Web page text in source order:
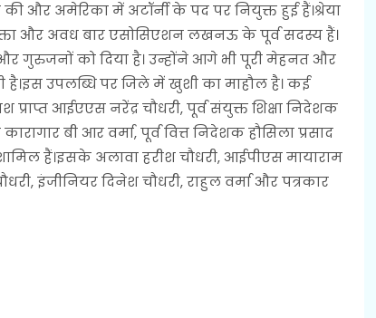
और अमेरिका में अटॉर्नी के पद पर नियुक्त हुई हैं।श्रेया
और अवध बार एसोसिएशन लखनऊ के पूर्व सदस्य हैं।
गुरुजनों को दिया है। उन्होंने आगे भी पूरी मेहनत और
उपलब्धि पर जिले में खुशी का माहौल है। कई
आईएएस नरेंद्र चौधरी, पूर्व संयुक्त शिक्षा निदेशक
बी आर वर्मा, पूर्व वित्त निदेशक हौसिला प्रसाद
हैं।इसके अलावा हरीश चौधरी, आईपीएस मायाराम
चौधरी, इंजीनियर दिनेश चौधरी, राहुल वर्मा और पत्रकार